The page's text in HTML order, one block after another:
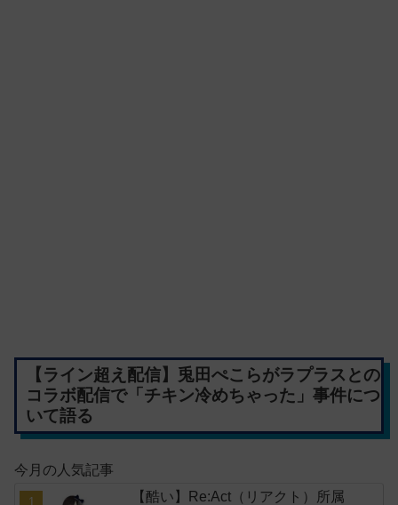
【ライン超え配信】兎田ぺこらがラプラスとの
コラボ配信で「チキン冷めちゃった」事件につ
いて語る
今月の人気記事
【酷い】Re:Act（リアクト）所属